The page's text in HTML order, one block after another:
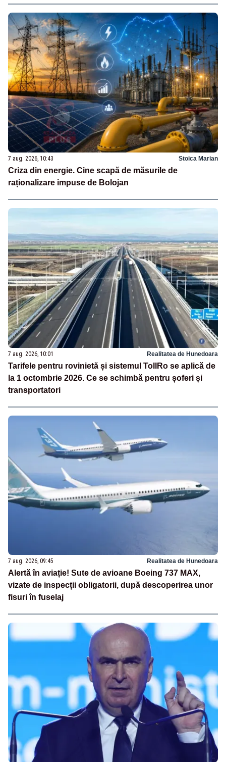
7 aug. 2026, 10:43 Stoica Marian
Criza din energie. Cine scapă de măsurile de
raționalizare impuse de Bolojan
7 aug. 2026, 10:01 Realitatea de Hunedoara
Tarifele pentru rovinietă și sistemul TollRo se aplică de
la 1 octombrie 2026. Ce se schimbă pentru șoferi și
transportatori
7 aug. 2026, 09:45 Realitatea de Hunedoara
Alertă în aviație! Sute de avioane Boeing 737 MAX,
vizate de inspecții obligatorii, după descoperirea unor
fisuri în fuselaj